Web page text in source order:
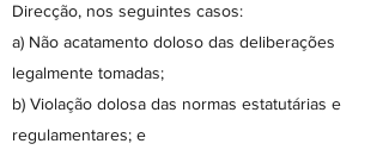
Direcção, nos seguintes casos:
a) Não acatamento doloso das deliberações
legalmente tomadas;
b) Violação dolosa das normas estatutárias e
regulamentares; e